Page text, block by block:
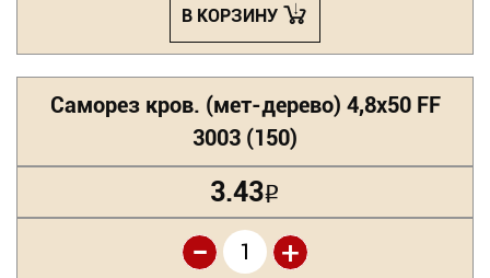
В КОРЗИНУ
Саморез кров. (мет-дерево) 4,8х50 FF
3003 (150)
3.43Р
+
-